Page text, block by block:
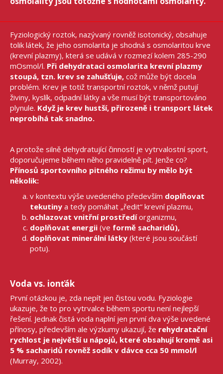
Fyziologický roztok, nazývaný rovněž isotonický, obsahuje
tolik látek, že jeho osmolarita je shodná s osmolaritou krve
(krevní plazmy), která se udává v rozmezí kolem 285-290
mOsmol/l. Při dehydrataci osmolarita krevní plazmy
stoupá, tzn. krev se zahušťuje, což může být docela
problém. Krev je totiž transportní roztok, v němž putují
živiny, kyslík, odpadní látky a vše musí být transportováno
plynule. Když je krev hustší, přirozeně i transport látek
neprobíhá tak snadno.
A protože silně dehydratující činností je vytrvalostní sport,
doporučujeme během něho pravidelně pít. Jenže co?
Přínosů sportovního pitného režimu by mělo být
několik:
v kontextu výše uvedeného především doplňovat
tekutiny a tedy pomáhat „ředit“ krevní plazmu,
ochlazovat vnitřní prostředíorganizmu,
doplňovat energii (ve formě sacharidů),
doplňovat minerální látky (které jsou součástí
potu).
Voda vs. ionťák
První otázkou je, zda nepít jen čistou vodu. Fyziologie
ukazuje, že to pro vytrvalce během sportu není nejlepší
řešení. Jednak čistá voda naplní jen první dva výše uvedené
přínosy, především ale výzkumy ukazují, že rehydratační
rychlost je největší u nápojů, které obsahují kromě asi
5 % sacharidů rovněž sodík v dávce cca 50 mmol/l
(Murray, 2002).